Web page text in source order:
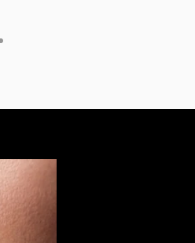
zu Element 1
zu Element 2
zu Element 3
zu Element 4